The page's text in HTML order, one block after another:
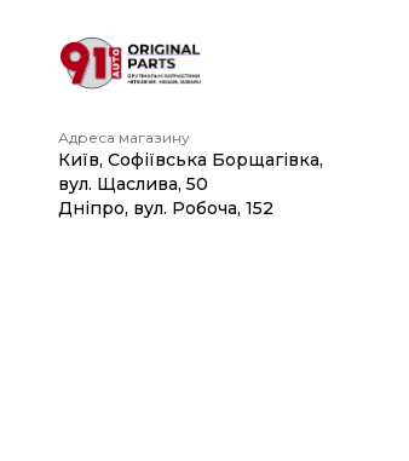
Адреса магазину
Київ, Софіївська Борщагівка,
вул. Щаслива, 50
Дніпро, вул. Робоча, 152